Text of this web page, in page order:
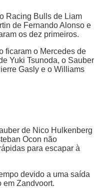
Racing Bulls de Liam
de Fernando Alonso e
os dez primeiros.
ficaram o Mercedes de
Yuki Tsunoda, o Sauber
Gasly e o Williams
de Nico Hulkenberg
Ocon não
para escapar à
devido a uma saída
em Zandvoort.